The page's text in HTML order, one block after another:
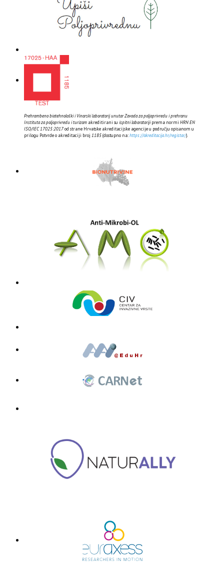
Prehrambeno biotehnološki i Vinarski laboratorij unutar Zavoda za poljoprivredu i prehranu
Instituta za poljoprivredu i turizam akreditirani su ispitni laboratorijiprema normi HRN EN
ISO/IEC 17025:2017od strane Hrvatske akreditacijske agencije u području opisanom u
prilogu Potvrde o akreditaciji broj 1185(dostupno na:https://akreditacija.hr/registar/).